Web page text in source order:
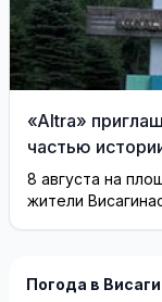
«Altra»
частью
8 августа на
жители
Погода в